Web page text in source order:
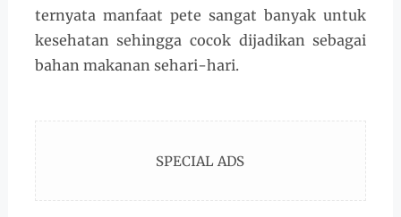
ternyata manfaat pete sangat banyak untuk
kesehatan sehingga cocok dijadikan sebagai
bahan makanan sehari-hari.
SPECIAL ADS